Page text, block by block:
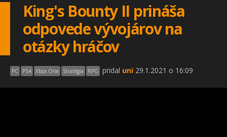
King's Bounty II prináša
odpovede vývojárov na
otázky hráčov
PC PS4 Xbox One Stratégia RPG pridal uni 29.1.2021 o 16:09